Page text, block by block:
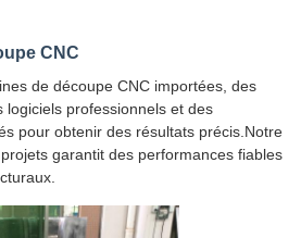
CNC
de découpe CNC importées, des
logiciels professionnels et des
pour obtenir des résultats précis.Notre
garantit des performances fiables